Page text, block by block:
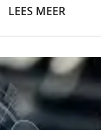
LEES MEER